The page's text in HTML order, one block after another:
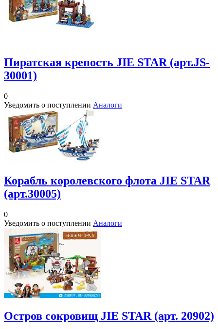
Пиратская крепость JIE STAR (арт.JS-
30001)
0
Уведомить о поступлении Аналоги
Корабль королевского флота JIE STAR
(арт.30005)
0
Уведомить о поступлении Аналоги
Остров сокровищ JIE STAR (арт. 20902)